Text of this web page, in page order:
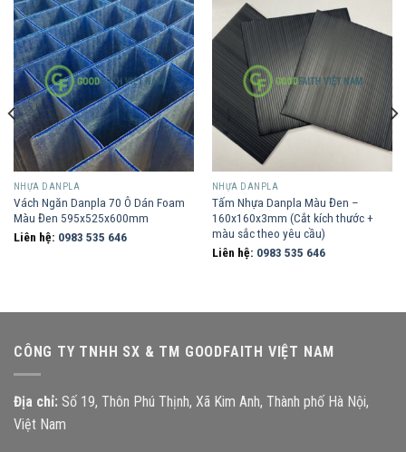
NHỰA DANPLA
Vách Ngăn Danpla 70 Ô Dán Foam
Màu Đen 595x525x600mm
Liên hệ: 0983 535 646
NHỰA DANPLA
Tấm Nhựa Danpla Màu Đen –
160x160x3mm (Cắt kích thước +
màu sắc theo yêu cầu)
Liên hệ: 0983 535 646
CÔNG TY TNHH SX & TM GOODFAITH VIỆT NAM
Địa chỉ: Số 19, Thôn Phú Thịnh, Xã Kim Anh, Thành phố Hà Nội,
Việt Nam